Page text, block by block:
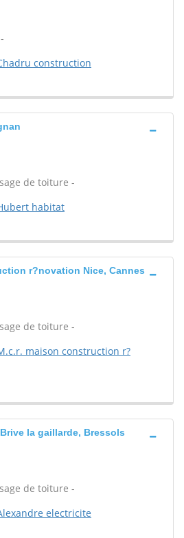
construction
de toiture -
habitat
r?novation Nice, Cannes
de toiture -
maison construction r?
la gaillarde, Bressols
de toiture -
electricite